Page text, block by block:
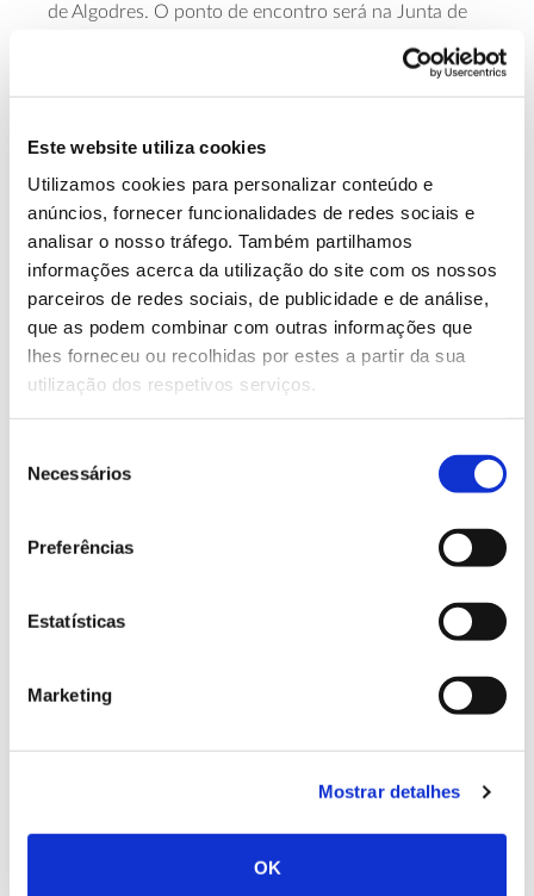
Este website utiliza cookies
Utilizamos cookies para personalizar conteúdo e
anúncios, fornecer funcionalidades de redes sociais e
analisar o nosso tráfego. Também partilhamos
informações acerca da utilização do site com os nossos
parceiros de redes sociais, de publicidade e de análise,
que as podem combinar com outras informações que
lhes forneceu ou recolhidas por estes a partir da sua
utilização dos respetivos serviços.
Necessários
Preferências
Estatísticas
Marketing
Mostrar detalhes
OK
de Algodres. O ponto de encontro será na Junta de
hora marcada para a partida, para um percurso
circular de pouco mais de 10 quilómetros, com um
Ramirão, Ribeira de Quintas da Lageosa, Sepulturas
antropomórficas e Rasa de Infías.
Saiba mais e inscreva-se
13.07.2026
Genoma do priolo e de outras espécies em risco:
Registar galhas de Trichi em acácia-das-espigas:
cidadãos chamados a ajudar
Natureza e florestas procuram jovens voluntários